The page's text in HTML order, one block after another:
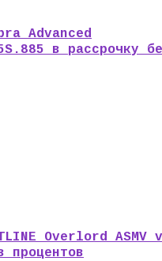
Advanced
в рассрочку
Overlord ASMV
процентов